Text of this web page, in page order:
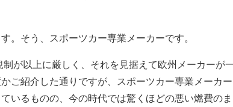
。そう、スポーツカー専業メーカーです。
が以上に厳しく、それを見据えて欧州メーカーが
ご紹介した通りですが、スポーツカー専業メーカ
いるものの、今の時代では驚くほどの悪い燃費の